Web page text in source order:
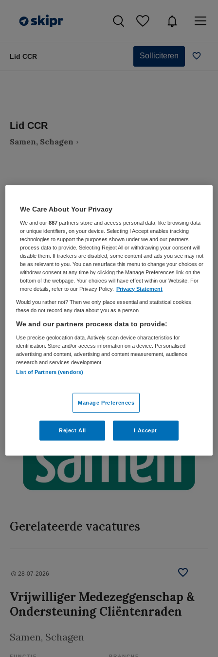
Lid CCR Solliciteren
Lid CCR
Samen, Schagen
Zorgmanagement Lid Cliëntenraad
BRANCHE
Stichting
AANSTELLING
Tijdelijk dienstverband
PLAATSINGSDATUM
12 oktober 2024
NIVEAU
MBO
ERVARING
Ervaren
DIENSTVERBAND
Uurbasis
Vacature niet beschikbaar
Deze vacature Lid CCR bij Samen is niet meer actueel.
Hieronder staan enkele vergelijkbare vacatures die voor
u wellicht interessant zijn.
Gerelateerde vacatures
28-07-2026
Vrijwilliger Medezeggenschap &
Ondersteuning Cliëntenraden
Samen, Schagen
We Care About Your Privacy
We and our887 partners store and access personal data, like browsing data
or unique identifiers, on your device. Selecting I Accept enables tracking
technologies to support the purposes shown under we and our partners
process data to provide. Selecting Reject All or withdrawing your consent will
disable them. If trackers are disabled, some content and ads you see may not
be as relevant to you. You can resurface this menu to change your choices or
withdraw consent at any time by clicking the Manage Preferences link on the
bottom of the webpage. Your choices will have effect within our Website. For
more details, refer to our Privacy Policy.
Privacy Statement
Would you rather not? Then we only place essential and statistical cookies,
these do not record any data about you as a person
We and our partners process data to provide:
Use precise geolocation data. Actively scan device characteristics for
identification. Store and/or access information on a device. Personalised
advertising and content, advertising and content measurement, audience
research and services development.
List of Partners (vendors)
Manage Preferences
Reject All I Accept